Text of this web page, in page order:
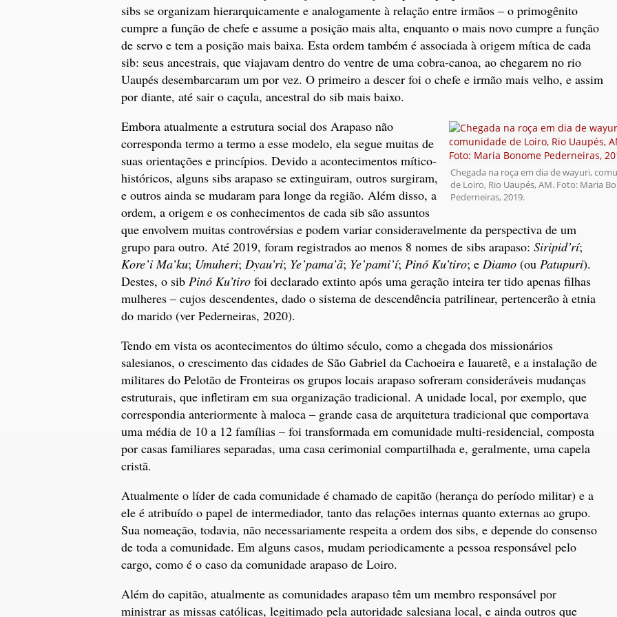
sibs se organizam hierarquicamente e analogamente à relação entre irmãos – o primogênito
cumpre a função de chefe e assume a posição mais alta, enquanto o mais novo cumpre a função
de servo e tem a posição mais baixa. Esta ordem também é associada à origem mítica de cada
sib: seus ancestrais, que viajavam dentro do ventre de uma cobra-canoa, ao chegarem no rio
Uaupés desembarcaram um por vez. O primeiro a descer foi o chefe e irmão mais velho, e assim
por diante, até sair o caçula, ancestral do sib mais baixo.
Chegada na roça em dia de wayuri,
de Loiro, Rio Uaupés, AM. Foto: Maria
Pederneiras, 2019.
Embora atualmente a estrutura social dos Arapaso não
corresponda termo a termo a esse modelo, ela segue muitas de
suas orientações e princípios. Devido a acontecimentos mítico-
históricos, alguns sibs arapaso se extinguiram, outros surgiram,
e outros ainda se mudaram para longe da região. Além disso, a
ordem, a origem e os conhecimentos de cada sib são assuntos
que envolvem muitas controvérsias e podem variar consideravelmente da perspectiva de um
grupo para outro. Até 2019, foram registrados ao menos 8 nomes de sibs arapaso: Siripid’rí;
Kore’i Ma’ku; Umuheri; Dyau’ri; Ye’pama’ã; Ye’pami’í; Pinó Ku’tiro; e Diamo(ou Patupuri).
Destes, o sib Pinó Ku’tirofoi declarado extinto após uma geração inteira ter tido apenas filhas
mulheres – cujos descendentes, dado o sistema de descendência patrilinear, pertencerão à etnia
do marido (ver Pederneiras, 2020).
Tendo em vista os acontecimentos do último século, como a chegada dos missionários
salesianos, o crescimento das cidades de São Gabriel da Cachoeira e Iauaretê, e a instalação de
militares do Pelotão de Fronteiras os grupos locais arapaso sofreram consideráveis mudanças
estruturais, que infletiram em sua organização tradicional. A unidade local, por exemplo, que
correspondia anteriormente à maloca – grande casa de arquitetura tradicional que comportava
uma média de 10 a 12 famílias – foi transformada em comunidade multi-residencial, composta
por casas familiares separadas, uma casa cerimonial compartilhada e, geralmente, uma capela
cristã.
Atualmente o líder de cada comunidade é chamado de capitão (herança do período militar) e a
ele é atribuído o papel de intermediador, tanto das relações internas quanto externas ao grupo.
Sua nomeação, todavia, não necessariamente respeita a ordem dos sibs, e depende do consenso
de toda a comunidade. Em alguns casos, mudam periodicamente a pessoa responsável pelo
cargo, como é o caso da comunidade arapaso de Loiro.
Além do capitão, atualmente as comunidades arapaso têm um membro responsável por
ministrar as missas católicas, legitimado pela autoridade salesiana local, e ainda outros que